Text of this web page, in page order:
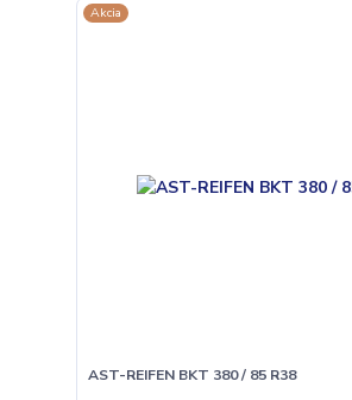
Akcia
AST-REIFEN BKT 380 / 85 R38